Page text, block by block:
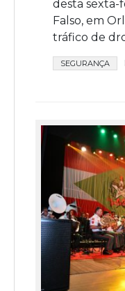
desta sexta-
Falso, em
tráfico de
SEGURANÇA